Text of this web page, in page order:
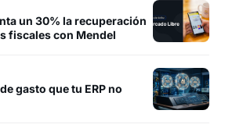
un 30% la recuperación
fiscales con Mendel
gasto que tu ERP no